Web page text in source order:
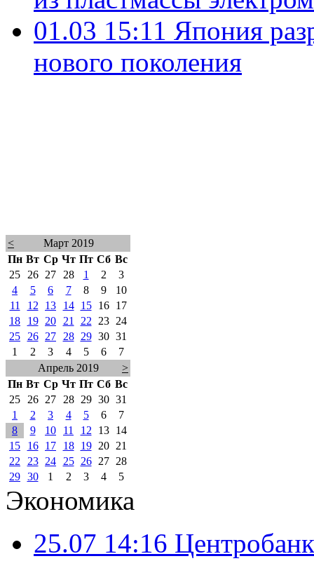
01.03 15:11 Япония
нового поколения
<
Март 2019
Пн Вт Ср Чт Пт Сб Вс
25
26 27 28 1 2
3
4
5 6 7 8 9
10
11
12 13 14 15 16
17
18
19 20 21 22 23
24
25
26 27 28 29 30 31
1
2 3 4 5 6
7
Апрель 2019
>
Пн Вт Ср Чт Пт Сб Вс
25
26 27 28 29 30 31
1
2 3 4 5 6
7
8
9 10 11 12 13
14
15
16 17 18 19 20
21
22
23 24 25 26 27
28
29 30 1 2 3 4 5
Экономика
25.07 14:16